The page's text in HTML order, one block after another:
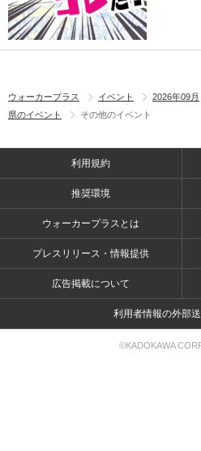
ウォーカープラス イベント 2026年09月
県のイベント
その他のイベント
利用規約
推奨環境
ウォーカープラスとは
プレスリリース・情報提供
広告掲載について
利用者情報の外部
©KADOKAWA